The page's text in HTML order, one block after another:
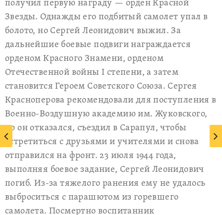
получил первую награду — орден Красной
Звезды. Однажды его подбитый самолет упал в
болото, но Сергей Леонидович выжил. За
дальнейшие боевые подвиги награждается
орденом Красного Знамени, орденом
Отечественной войны I степени, а затем
становится Героем Советского Союза. Сергея
Красноперова рекомендовали для поступления в
Военно-Воздушную академию им. Жуковского,
но он отказался, съездил в Сарапул, чтобы
встретиться с друзьями и учителями и снова
отправился на фронт. 23 июля 1944 года,
выполняя боевое задание, Сергей Леонидович
погиб. Из-за тяжелого ранения ему не удалось
выброситься с парашютом из горевшего
самолета. Посмертно воспитанник